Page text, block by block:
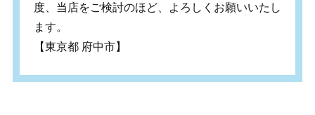
度、当店をご検討のほど、よろしくお願いいたし
ます。
【東京都 府中市】